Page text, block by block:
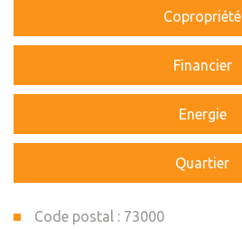
Copropriété
Financier
Energie
Quartier
Code postal : 73000